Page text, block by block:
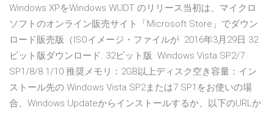
Windows XPをWindows WUDT のリリース当初は、マイクロ
ソフトのオンライン販売サイト「Microsoft Store」でダウン
ロード販売版（ISOイメージ・ファイルが 2016年3月29日 32
ビット版ダウンロード. 32ビット版. Windows Vista SP2/7
SP1/8/8.1/10 推奨メモリ：2GB以上ディスク空き容量：イン
ストール先の Windows Vista SP2または7 SP1をお使いの場
合、Windows Updateからインストールするか、以下のURLか